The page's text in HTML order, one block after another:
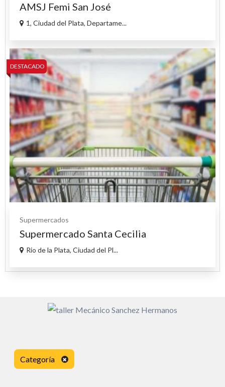
AMSJ Femi San José
1, Ciudad del Plata, Departame...
DESTACADO
Supermercados
Supermercado Santa Cecilia
Rio de la Plata, Ciudad del Pl...
Categoría